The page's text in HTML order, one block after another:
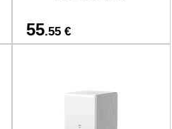
55.55 €